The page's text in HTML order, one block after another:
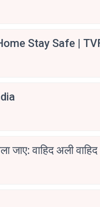
Stay Safe |
जाए: वाहिद अली वाहिद